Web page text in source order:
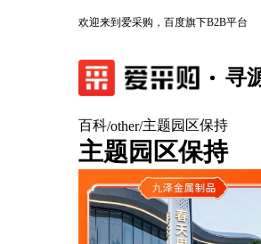
欢迎来到爱采购，百度旗下B2B平台
寻
百科/other/主题园区保持
主题园区保持